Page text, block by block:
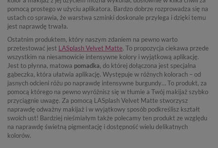
pomocą prostego w użyciu aplikatora. Bardzo dobrze rozprowadza się na
ustach co sprawia, że warstwa szminki doskonale przylega i dzięki temu
jest naprawdę trwała.
Ostatnim produktem, który naszym zdaniem na pewno warto
przetestować jest LASplash Velvet Matte. To propozycja ciekawa przede
wszystkim na niesamowicie intensywne kolory i wyjątkową aplikację.
Jest to płynna, matowa pomadka, do której dołączona jest specjalna
gąbeczka, która ułatwia aplikację. Występuje w różnych kolorach – od
jasnych odcieni różu po naprawdę intensywne burgundy… To produkt, za
pomocą którego na pewno wyróżnisz się w tłumie a Twój makijaż szybko
przyciągnie uwagę. Za pomocą LASplash Velvet Matte stworzysz
naprawdę odważny makijaż i w wyjątkowy sposób podkreślisz kształt
swoich ust! Bardziej nieśmiałym także polecamy ten produkt ze względu
na naprawdę świetną pigmentację i dostępność wielu delikatnych
kolorów.